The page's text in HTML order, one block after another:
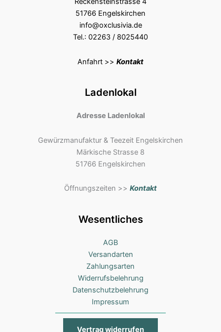
51766 Engelskirchen
info@oxclusivia.de
Tel.: 02263 / 8025440
Anfahrt >> Kontakt
Ladenlokal
Adresse Ladenlokal
Gewürzmanufaktur & Teezeit Engelskirchen
Märkische Strasse 8
51766 Engelskirchen
Öffnungszeiten >> Kontakt
Wesentliches
AGB
Versandarten
Zahlungsarten
Widerrufsbelehrung
Datenschutzbelehrung
Impressum
Vertrag widerrufen